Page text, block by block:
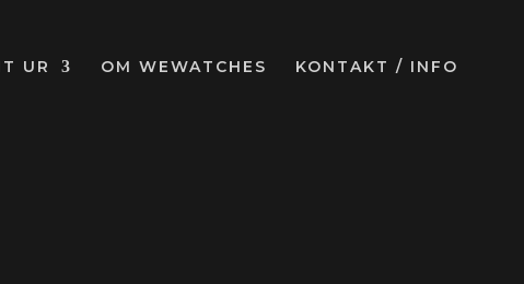
UR OM WEWATCHES KONTAKT / INFO